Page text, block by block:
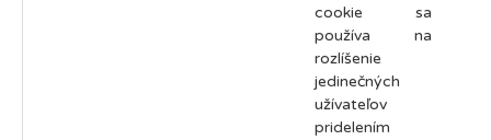
cookie sa
používa na
rozlíšenie
jedinečných
užívateľov
pridelením